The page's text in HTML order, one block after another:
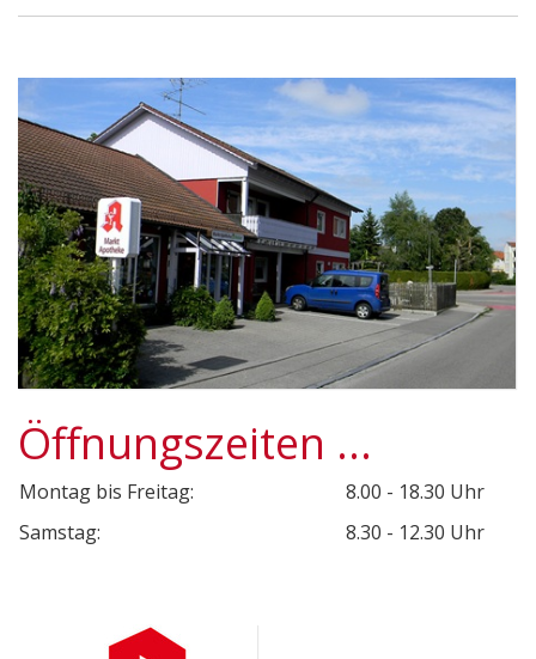
Öffnungszeiten ...
Montag bis Freitag:
8.00 - 18.30 Uhr
Samstag:
8.30 - 12.30 Uhr